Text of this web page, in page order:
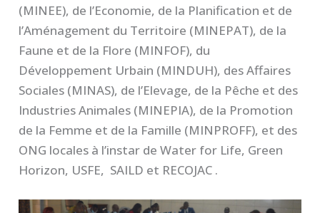
(MINEE), de l’Economie, de la Planification et de
l’Aménagement du Territoire (MINEPAT), de la
Faune et de la Flore (MINFOF), du
Développement Urbain (MINDUH), des Affaires
Sociales (MINAS), de l’Elevage, de la Pêche et des
Industries Animales (MINEPIA), de la Promotion
de la Femme et de la Famille (MINPROFF), et des
ONG locales à l’instar de Water for Life, Green
Horizon, USFE, SAILD et RECOJAC .